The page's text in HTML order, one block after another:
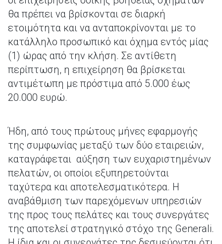
θα πρέπει να βρίσκονται σε διαρκή
ετοιμότητα και να ανταποκρίνονται με το
κατάλληλο προσωπικό και όχημα εντός μίας
(1) ώρας από την κλήση. Σε αντίθετη
περίπτωση, η επιχείρηση θα βρίσκεται
αντιμέτωπη με πρόστιμα από 5.000 έως
20.000 ευρώ.
Ήδη, από τους πρώτους μήνες εφαρμογής
της συμφωνίας μεταξύ των δύο εταιρειών,
καταγράφεται αύξηση των ευχαριστημένων
πελατών, οι οποίοι εξυπηρετούνται
ταχύτερα και αποτελεσματικότερα. Η
αναβάθμιση των παρεχόμενων υπηρεσιών
της προς τους πελάτες και τους συνεργάτες
της αποτελεί στρατηγικό στόχο της Generali.